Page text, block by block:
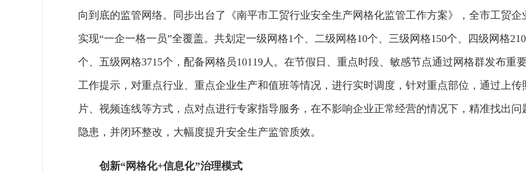
向到底的监管网络。同步出台了《南平市工贸行业安全生产网格化监管工作方案》，全市工贸企
实现“一企一格一员”全覆盖。共划定一级网格1个、二级网格10个、三级网格150个、四级网格
个、五级网格3715个，配备网格员10119人。在节假日、重点时段、敏感节点通过网格群发布重
工作提示，对重点行业、重点企业生产和值班等情况，进行实时调度，针对重点部位，通过上传
片、视频连线等方式，点对点进行专家指导服务，在不影响企业正常经营的情况下，精准找出问
隐患，并闭环整改，大幅度提升安全生产监管质效。
创新“网格化+信息化”治理模式